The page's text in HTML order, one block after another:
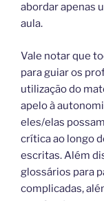
abordar apenas
aula.
Vale notar que
para guiar os
utilização do
apelo à
eles/elas
crítica ao longo
escritas. Além
glossários para
complicadas,